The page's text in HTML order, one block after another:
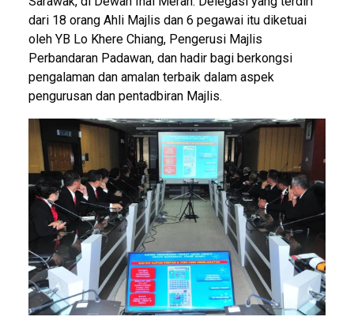
dari 18 orang Ahli Majlis dan 6 pegawai itu diketuai
oleh YB Lo Khere Chiang, Pengerusi Majlis
Perbandaran Padawan, dan hadir bagi berkongsi
pengalaman dan amalan terbaik dalam aspek
pengurusan dan pentadbiran Majlis.